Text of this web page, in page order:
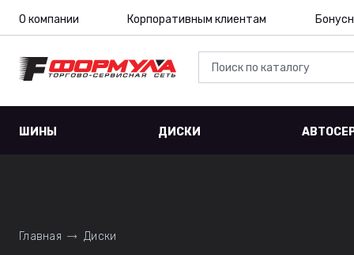
О компании Корпоративным клиентам
ШИНЫ ДИСКИ
Главная Диски